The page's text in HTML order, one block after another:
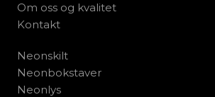
Om oss og kvalitet
Kontakt
Neonskilt
Neonbokstaver
Neonlys